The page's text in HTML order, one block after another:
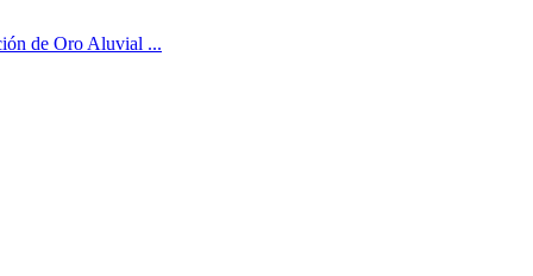
de Oro Aluvial ...